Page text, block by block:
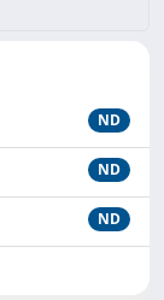
ND
ND
ND